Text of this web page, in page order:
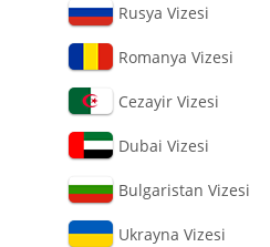
Rusya Vizesi
Romanya Vizesi
Cezayir Vizesi
Dubai Vizesi
Bulgaristan Vizesi
Ukrayna Vizesi